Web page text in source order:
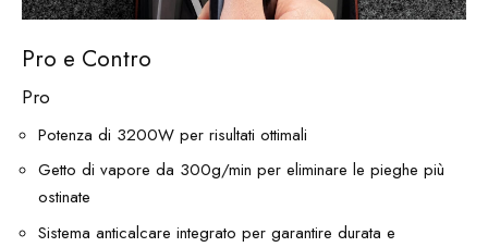
Pro e Contro
Pro
Potenza di 3200W per risultati ottimali
Getto di vapore da 300g/min per eliminare le pieghe più
ostinate
Sistema anticalcare integrato per garantire durata e